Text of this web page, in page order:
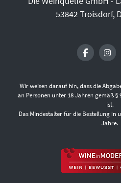
53842 Troisdorf,
Wir weisen darauf hin, dass die
an Personen unter 18 Jahren gemäß
ist.
Das Mindestalter für die Bestellung in
Jahre.